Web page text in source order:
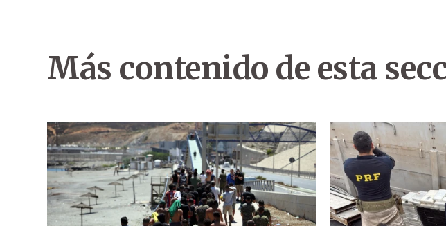
Más contenido de esta